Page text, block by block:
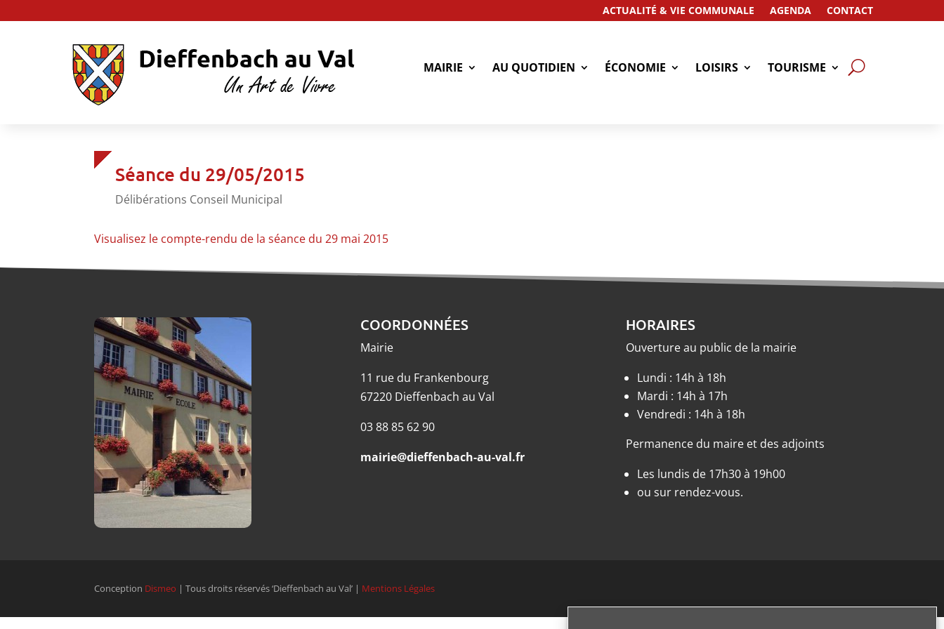
ACTUALITÉ & VIE COMMUNALE AGENDA CONTACT
MAIRIE AU QUOTIDIEN ÉCONOMIE LOISIRS TOURISME
Séance du 29/05/2015
Délibérations Conseil Municipal
Visualisez le compte-rendu de la séance du 29 mai 2015
COORDONNÉES
Mairie
11 rue du Frankenbourg
67220 Dieffenbach au Val
03 88 85 62 90
mairie@dieffenbach-au-val.fr
HORAIRES
Ouverture au public de la mairie
Lundi : 14h à 18h
Mardi : 14h à 17h
Vendredi : 14h à 18h
Permanence du maire et des adjoints
Les lundis de 17h30 à 19h00
ou sur rendez-vous.
Conception Dismeo | Tous droits réservés ‘Dieffenbach au Val’ | Mentions Légales